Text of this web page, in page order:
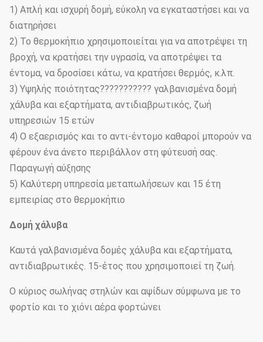
1) Απλή και ισχυρή δομή, εύκολη να εγκαταστήσει και να
διατηρήσει
2) Το θερμοκήπιο χρησιμοποιείται για να αποτρέψει τη
βροχή, να κρατήσει την υγρασία, να αποτρέψει τα
έντομα, να δροσίσει κάτω, να κρατήσει θερμός, κ.λπ.
3) Υψηλής ποιότητας??????????? γαλβανισμένα δομή
χάλυβα και εξαρτήματα, αντιδιαβρωτικός, ζωή
υπηρεσιών 15 ετών
4) Ο εξαερισμός και το αντι-έντομο καθαροί μπορούν να
φέρουν ένα άνετο περιβάλλον στη φύτευσή σας.
Παραγωγή αύξησης
5) Καλύτερη υπηρεσία μεταπωλήσεων και 15 έτη
εμπειρίας στο θερμοκήπιο
Δομή χάλυβα
Καυτά γαλβανισμένα δομές χάλυβα και εξαρτήματα,
αντιδιαβρωτικές. 15-έτος που χρησιμοποιεί τη ζωή.
Ο κύριος σωλήνας στηλών και αψίδων σύμφωνα με το
φορτίο και το χιόνι αέρα φορτώνει